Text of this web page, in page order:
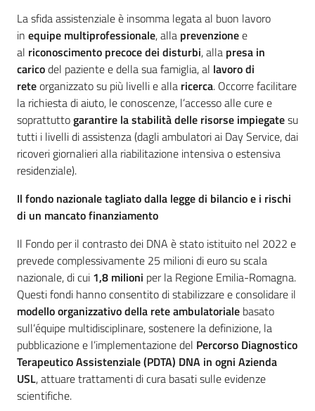
La sfida assistenziale è insomma legata al buon lavoro
in equipe multiprofessionale, alla prevenzionee
al riconoscimento precoce dei disturbi, alla presa in
caricodel paziente e della sua famiglia, al lavoro di
reteorganizzato su più livelli e alla ricerca. Occorre facilitare
la richiesta di aiuto, le conoscenze, l’accesso alle cure e
soprattuttogarantire la stabilità delle risorse impiegatesu
tutti i livelli di assistenza (dagli ambulatori ai Day Service, dai
ricoveri giornalieri alla riabilitazione intensiva o estensiva
residenziale).
Il fondo nazionale tagliato dalla legge di bilancio e i rischi
di un mancato finanziamento
Il Fondo per il contrasto dei DNA è stato istituito nel 2022 e
prevede complessivamente 25 milioni di euro su scala
nazionale, di cui 1,8 milioni per la Regione Emilia-Romagna.
Questi fondi hanno consentito di stabilizzare e consolidare il
modello organizzativo della rete ambulatoriale basato
sull’équipe multidisciplinare, sostenere la definizione, la
pubblicazione e l’implementazione del Percorso Diagnostico
Terapeutico Assistenziale (PDTA) DNA in ogni Azienda
USL, attuare trattamenti di cura basati sulle evidenze
scientifiche.